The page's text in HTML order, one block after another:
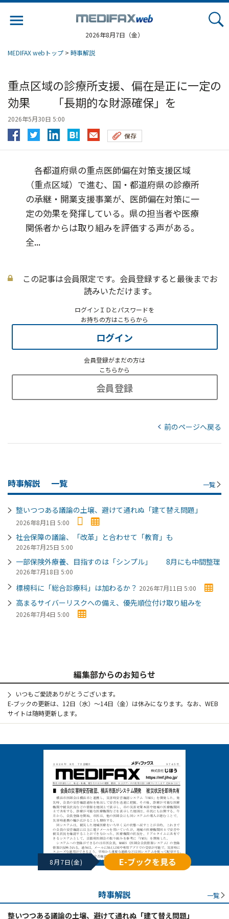
2026年8月7日（金）
MEDIFAX webトップ > 時事解説
重点区域の診療所支援、偏在是正に一定の
効果 「長期的な財源確保」を
2026年5月30日 5:00
保存
各都道府県の重点医師偏在対策支援区域
（重点区域）で進む、国・都道府県の診療所
の承継・開業支援事業が、医師偏在対策に一
定の効果を発揮している。県の担当者や医療
関係者からは取り組みを評価する声がある。
全...
この記事は会員限定です。会員登録すると最後までお
読みいただけます。
ログインＩＤとパスワードを
お持ちの方はこちらから
ログイン
会員登録がまだの方は
こちらから
会員登録
前のページへ戻る
時事解説 一覧 一覧
整いつつある議論の土壌、避けて通れぬ「建て替え問題」
2026年8月1日 5:00
社会保障の議論、「改革」と合わせて「教育」も
2026年7月25日 5:00
一部保険外療養、目指すのは「シンプル」 8月にも中間整理
2026年7月18日 5:00
標榜科に「総合診療科」は加わるか？ 2026年7月11日 5:00
高まるサイバーリスクへの備え、優先順位付け取り組みを
2026年7月4日 5:00
編集部からのお知らせ
いつもご愛読ありがとうございます。
E-ブックの更新は、12日（水）～14日（金）は休みになります。なお、WEB
サイトは随時更新します。
8月7日(金) E-ブックを見る
時事解説 一覧
整いつつある議論の土壌、避けて通れぬ「建て替え問題」